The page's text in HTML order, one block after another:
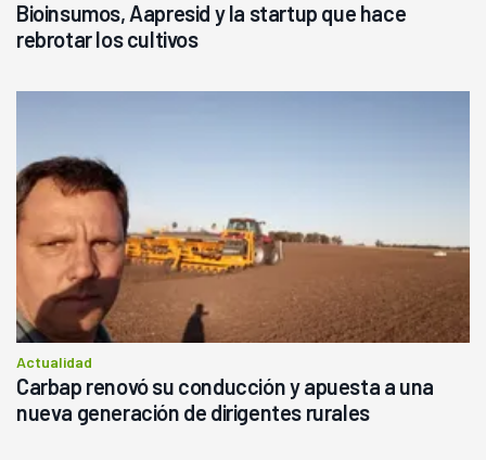
Bioinsumos, Aapresid y la startup que hace
rebrotar los cultivos
Actualidad
Carbap renovó su conducción y apuesta a una
nueva generación de dirigentes rurales